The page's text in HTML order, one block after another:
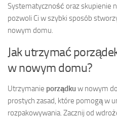
Systematyczność oraz skupienie
pozwoli Ci w szybki sposób
nowym domu.
Jak utrzymać
w nowym domu?
Utrzymanie porządkuw nowym
prostych zasad, które pomogą w
rozpakowywania. Zacznij od